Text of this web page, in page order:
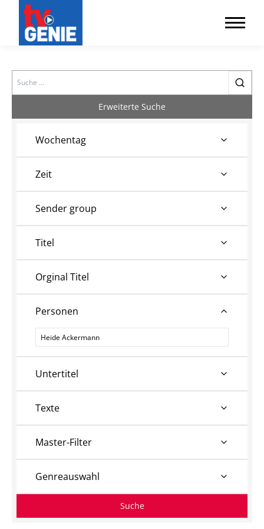
Search
Erweiterte Suche
Wochentag
Zeit
Sender group
Titel
Orginal Titel
Personen
Personen
Untertitel
Texte
Master-Filter
Genreauswahl
Suche